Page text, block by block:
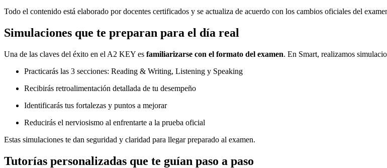
Todo el contenido está elaborado por docentes certificados y se actualiza de acuerdo con los cambios oficiales del
Simulaciones que te preparan para el día real
Una de las claves del éxito en el A2 KEY es familiarizarse con el formato del examen. En Smart, realizamos
Practicarás las 3 secciones: Reading & Writing, Listening y Speaking
Recibirás retroalimentación detallada de tu desempeño
Identificarás tus fortalezas y puntos a mejorar
Reducirás el nerviosismo al enfrentarte a la prueba oficial
Estas simulaciones te dan seguridad y claridad para llegar preparado al examen.
Tutorías personalizadas que te guían paso a paso